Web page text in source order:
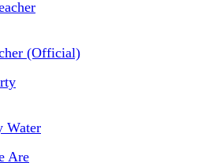
(Official)
Water